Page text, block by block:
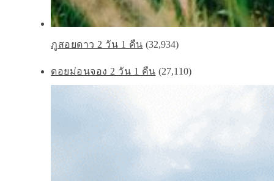
ภูสอยดาว 2 วัน 1 คืน (32,934)
ดอยม่อนจอง 2 วัน 1 คืน (27,110)